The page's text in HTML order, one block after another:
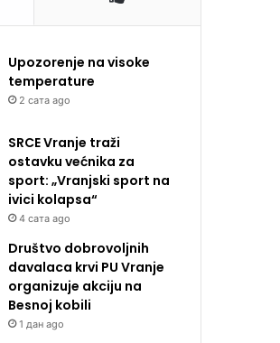
Upozorenje na visoke
temperature
2 сата ago
SRCE Vranje traži
ostavku većnika za
sport: „Vranjski sport na
ivici kolapsa“
4 сата ago
Društvo dobrovoljnih
davalaca krvi PU Vranje
organizuje akciju na
Besnoj kobili
1 дан ago